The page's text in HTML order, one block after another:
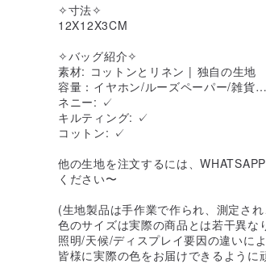
✧寸法✧
12X12X3CM
✧バッグ紹介✧
素材: コットンとリネン | 独自の生地
容量：イヤホン/ルーズペーパー/雑貨…
ネニー: ✓
キルティング: ✓
コットン: ✓
他の生地を注文するには、
ください〜
(生地製品は手作業で作られ、測定され
色のサイズは実際の商品とは若干異な
照明/天候/ディスプレイ要因の違いに
皆様に実際の色をお届けできるように